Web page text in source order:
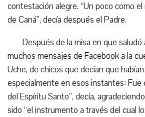
contestación alegre. “Un poco como
de Caná”, decía después el Padre.
Después de la misa en que saludó
muchos mensajes de Facebook a la
Uche, de chicos que decían que
especialmente en esos instantes: Fue
del Espíritu Santo”, decía,
sido “el instrumento a través del cual